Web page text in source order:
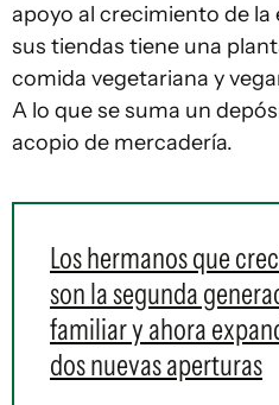
apoyo al crecimiento de
sus tiendas tiene una
comida vegetariana y
A lo que se suma un
acopio de mercadería.
Los hermanos que
son la segunda
familiar y ahora
dos nuevas aperturas